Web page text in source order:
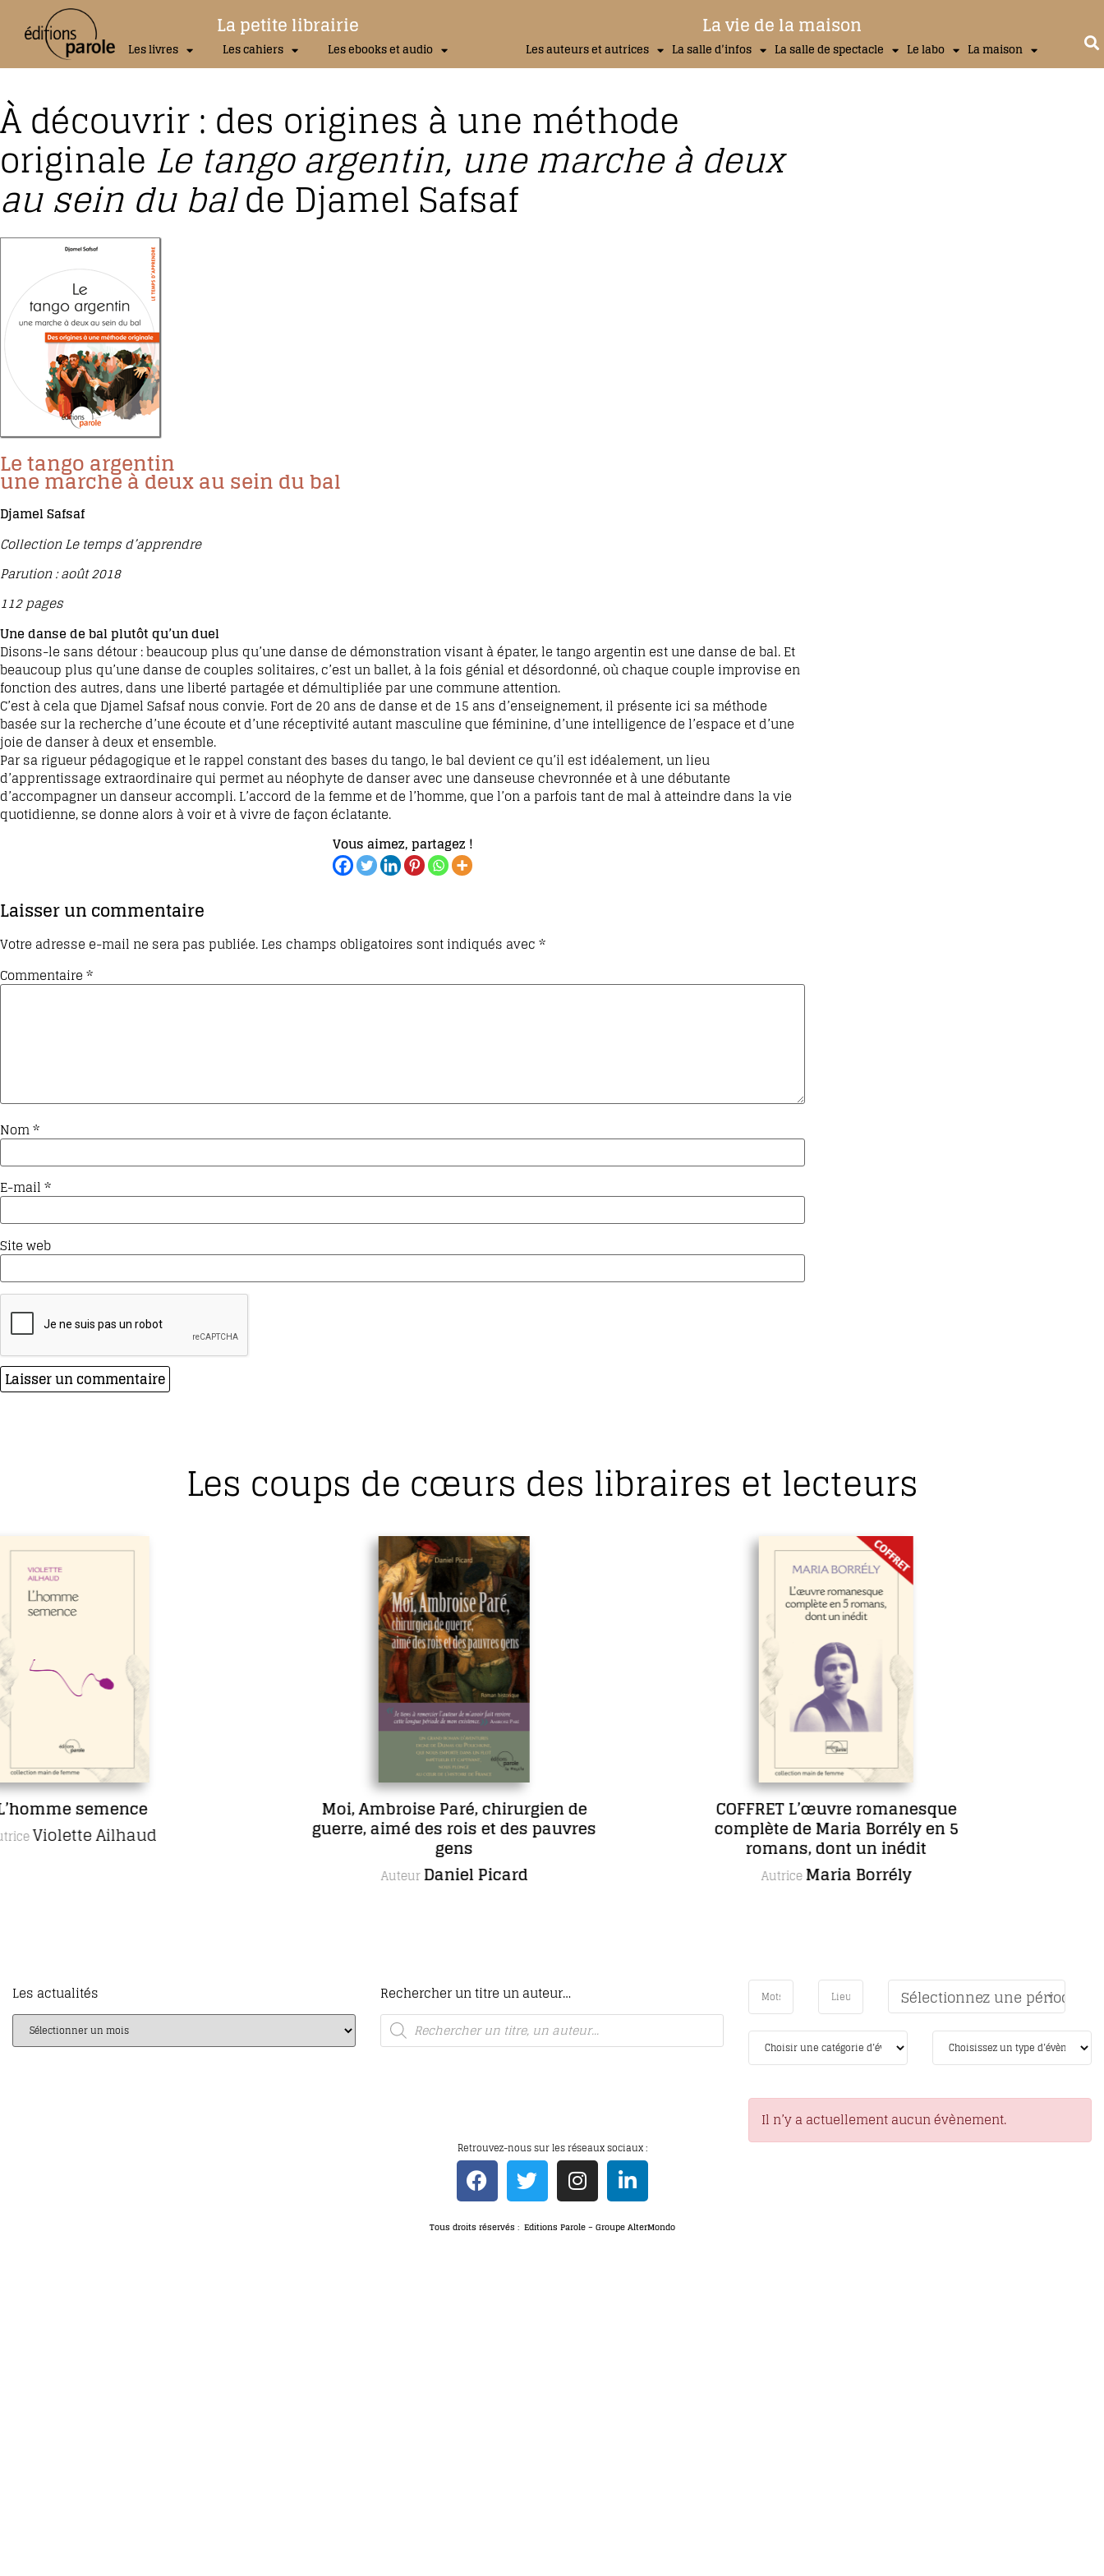
La petite librairie
Les livres Les cahiers Les ebooks et audio
La vie de la maison
Les auteurs et autrices La salle d’infos La salle de spectacle Le labo La maison
À découvrir : des origines à une méthode
originale Le tango argentin, une marche à deux
au sein du balde Djamel Safsaf
Le tango argentin
une marche à deux au sein du bal
Djamel Safsaf
Collection Le temps d’apprendre
Parution : août 2018
112 pages
Une danse de bal plutôt qu’un duel
Disons-le sans détour : beaucoup plus qu’une danse de démonstration visant à épater, le tango argentin est une danse de bal. Et
beaucoup plus qu’une danse de couples solitaires, c’est un ballet, à la fois génial et désordonné, où chaque couple improvise en
fonction des autres, dans une liberté partagée et démultipliée par une commune attention.
C’est à cela que Djamel Safsaf nous convie. Fort de 20 ans de danse et de 15 ans d’enseignement, il présente ici sa méthode
basée sur la recherche d’une écoute et d’une réceptivité autant masculine que féminine, d’une intelligence de l’espace et d’une
joie de danser à deux et ensemble.
Par sa rigueur pédagogique et le rappel constant des bases du tango, le bal devient ce qu’il est idéalement, un lieu
d’apprentissage extraordinaire qui permet au néophyte de danser avec une danseuse chevronnée et à une débutante
d’accompagner un danseur accompli. L’accord de la femme et de l’homme, que l’on a parfois tant de mal à atteindre dans la vie
quotidienne, se donne alors à voir et à vivre de façon éclatante.
Vous aimez, partagez !
Laisser un commentaire
Votre adresse e-mail ne sera pas publiée.Les champs obligatoires sont indiqués avec*
Commentaire*
Nom*
E-mail*
Site web
Les coups de cœurs des libraires et lecteurs
Moi, Ambroise Paré, chirurgien de
guerre, aimé des rois et des pauvres
COFFRET L’œuvre romanesque
complète de Maria Borrély en 5
Autrice
Sept jours en face
AutriceAnne Lecourt
Les actualités Rechercher un titre un auteur… Sélectionnez une période
Il n’y a actuellement aucun évènement.
Retrouvez-nous sur les réseaux sociaux :
Tous droits réservés : Editions Parole – Groupe AlterMondo